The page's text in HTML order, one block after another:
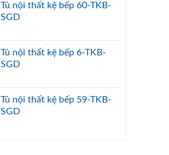
Tủ nội thất kệ bếp 60-TKB-
SGD
Tủ nội thất kệ bếp 6-TKB-
SGD
Tủ nội thất kệ bếp 59-TKB-
SGD